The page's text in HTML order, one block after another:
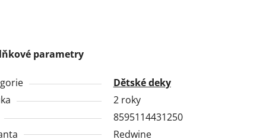
parametry
Dětské deky
2 roky
8595114431250
Redwine